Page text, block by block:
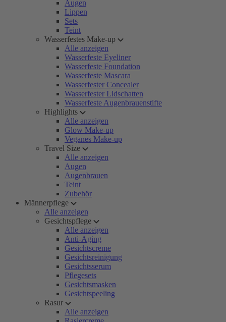
Augen
Lippen
Sets
Teint
Wasserfestes Make-up
Alle anzeigen
Wasserfeste Eyeliner
Wasserfeste Foundation
Wasserfeste Mascara
Wasserfester Concealer
Wasserfester Lidschatten
Wasserfeste Augenbrauenstifte
Highlights
Alle anzeigen
Glow Make-up
Veganes Make-up
Travel Size
Alle anzeigen
Augen
Augenbrauen
Teint
Zubehör
Männerpflege
Alle anzeigen
Gesichtspflege
Alle anzeigen
Anti-Aging
Gesichtscreme
Gesichtsreinigung
Gesichtsserum
Pflegesets
Gesichtsmasken
Gesichtspeeling
Rasur
Alle anzeigen